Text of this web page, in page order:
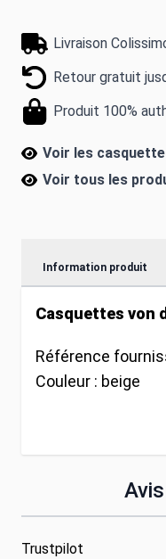
Livraison
Retour gratuit
Produit 100%
Voir les
Voir tous les
Information produit
Casquettes von
Référence
Couleur : beige
Trustpilot